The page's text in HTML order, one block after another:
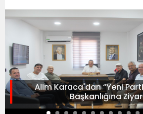
Alim Karaca'dan “Yeni
Başkanlığına